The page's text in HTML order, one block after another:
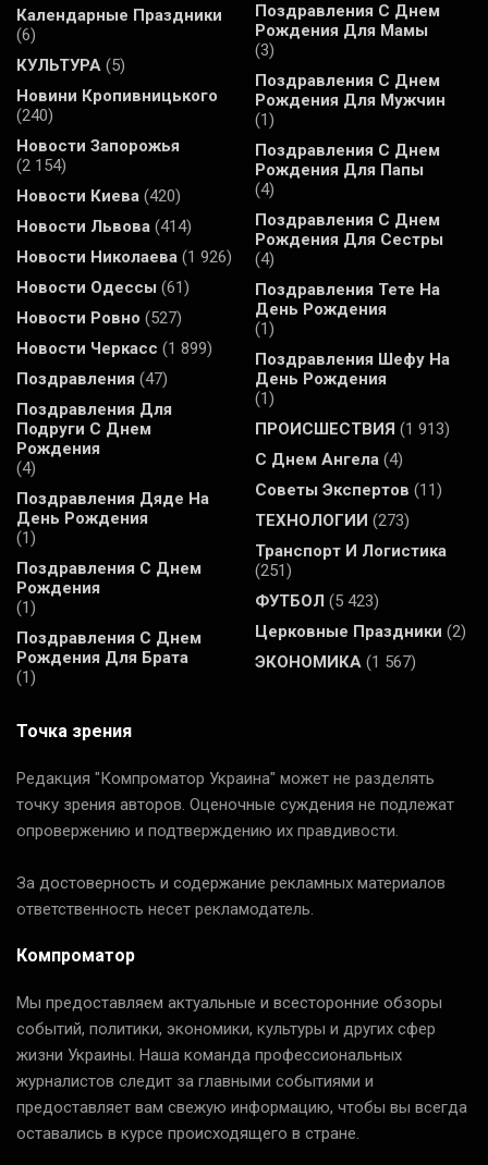
Календарные Праздники
(6)
КУЛЬТУРА (5)
Новини Кропивницького
(240)
Новости Запорожья
(2 154)
Новости Киева (420)
Новости Львова (414)
Новости Николаева (1 926)
Новости Одессы (61)
Новости Ровно (527)
Новости Черкасс (1 899)
Поздравления (47)
Поздравления Для
Подруги С Днем
Рождения
(4)
Поздравления Дяде На
День Рождения
(1)
Поздравления С Днем
Рождения
(1)
Поздравления С Днем
Рождения Для Брата
(1)
Поздравления С Днем
Рождения Для Мамы
(3)
Поздравления С Днем
Рождения Для Мужчин
(1)
Поздравления С Днем
Рождения Для Папы
(4)
Поздравления С Днем
Рождения Для Сестры
(4)
Поздравления Тете На
День Рождения
(1)
Поздравления Шефу На
День Рождения
(1)
ПРОИСШЕСТВИЯ (1 913)
С Днем Ангела (4)
Советы Экспертов (11)
ТЕХНОЛОГИИ (273)
Транспорт И Логистика
(251)
ФУТБОЛ (5 423)
Церковные Праздники (2)
ЭКОНОМИКА (1 567)
Точка зрения
Редакция "Компроматор Украина" может не разделять
точку зрения авторов. Оценочные суждения не подлежат
опровержению и подтверждению их правдивости.
За достоверность и содержание рекламных материалов
ответственность несет рекламодатель.
Компроматор
Мы предоставляем актуальные и всесторонние обзоры
событий, политики, экономики, культуры и других сфер
жизни Украины. Наша команда профессиональных
журналистов следит за главными событиями и
предоставляет вам свежую информацию, чтобы вы всегда
оставались в курсе происходящего в стране.